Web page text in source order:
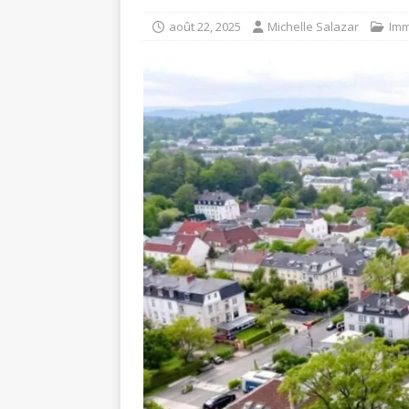
août 22, 2025 Michelle Salazar